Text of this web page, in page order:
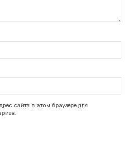
сайта в этом браузере для